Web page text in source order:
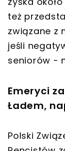
też
związane z
jeśli
seniorów -
Emeryci
Ładem,
Polski